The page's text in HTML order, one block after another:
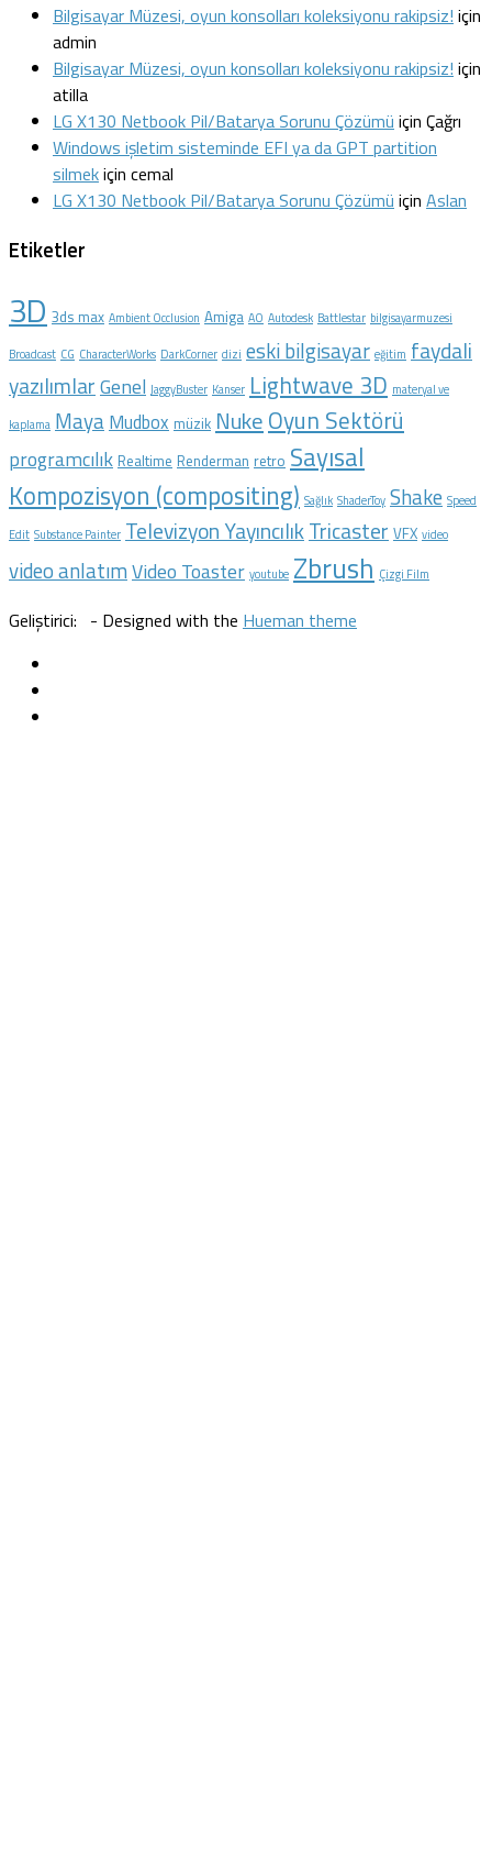
Bilgisayar Müzesi, oyun konsolları koleksiyonu rakipsiz! için
admin
Bilgisayar Müzesi, oyun konsolları koleksiyonu rakipsiz! için
atilla
LG X130 Netbook Pil/Batarya Sorunu Çözümü için Çağrı
Windows işletim sisteminde EFI ya da GPT partition
silmekiçin cemal
LG X130 Netbook Pil/Batarya Sorunu Çözümü için Aslan
Etiketler
3D 3ds max Ambient Occlusion Amiga AO Autodesk Battlestar bilgisayarmuzesi
Broadcast CG CharacterWorks DarkCorner dizi eski bilgisayar eğitim faydali
yazılımlarGenel JaggyBuster Kanser Lightwave 3D materyal ve
kaplama Maya Mudbox müzik NukeOyun Sektörü
programcılık Realtime Renderman retro Sayısal
Kompozisyon (compositing) Sağlık ShaderToy Shake Speed
Edit Substance Painter Televizyon YayıncılıkTricaster VFX video
video anlatımVideo Toaster youtube Zbrush Çizgi Film
Geliştirici: - Designed with the Hueman theme